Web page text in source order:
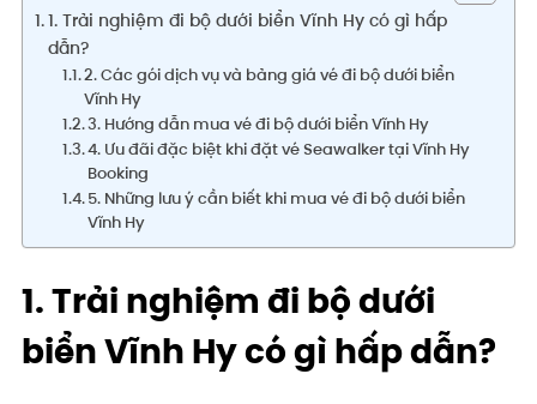
1. Trải nghiệm đi bộ dưới biển Vĩnh Hy có gì hấp
dẫn?
2. Các gói dịch vụ và bảng giá vé đi bộ dưới biển
Vĩnh Hy
3. Hướng dẫn mua vé đi bộ dưới biển Vĩnh Hy
4. Ưu đãi đặc biệt khi đặt vé Seawalker tại Vĩnh Hy
Booking
5. Những lưu ý cần biết khi mua vé đi bộ dưới biển
Vĩnh Hy
1. Trải nghiệm đi bộ dưới
biển Vĩnh Hy có gì hấp dẫn?